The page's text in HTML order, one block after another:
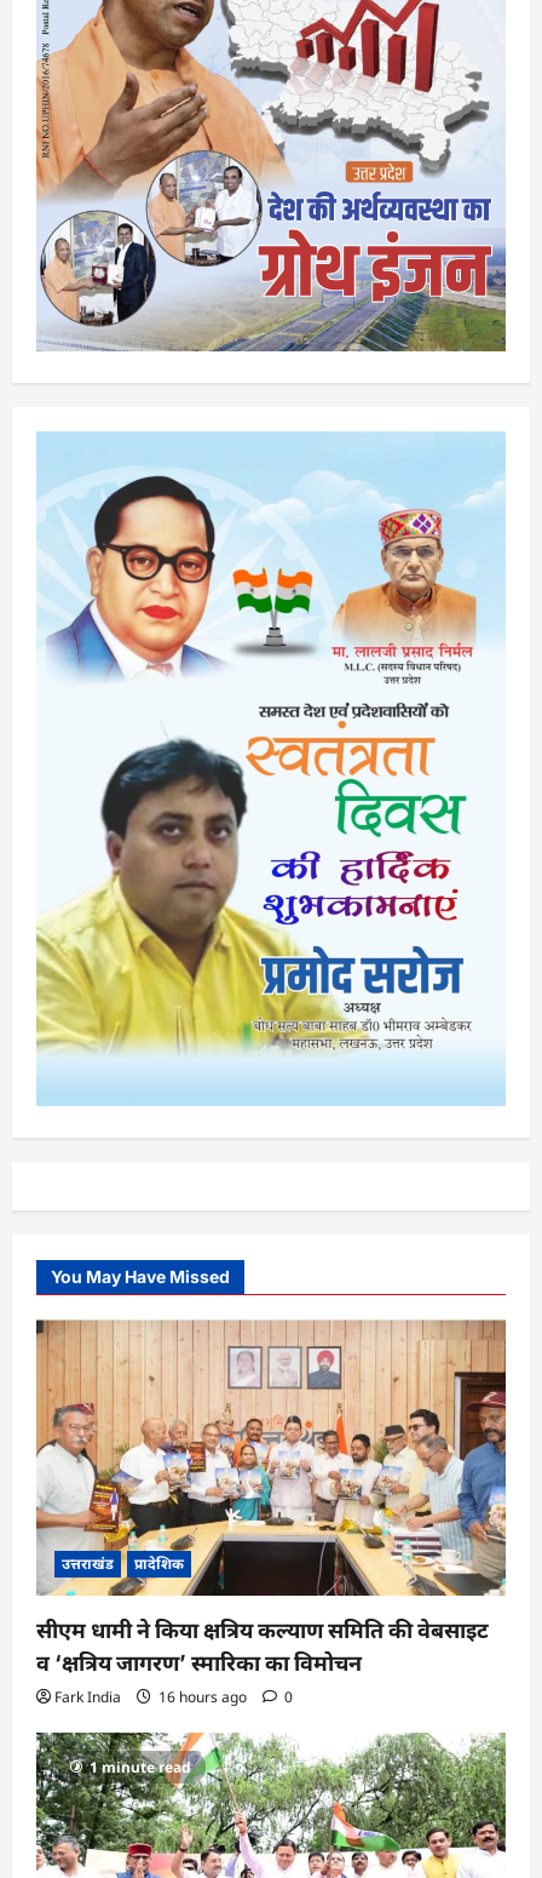
You May Have Missed
उत्तराखंड प्रादेशिक
सीएम धामी ने किया क्षत्रिय कल्याण समिति की वेबसाइट
व ‘क्षत्रिय जागरण’ स्मारिका का विमोचन
Fark India 16 hours ago 0
1 minute read